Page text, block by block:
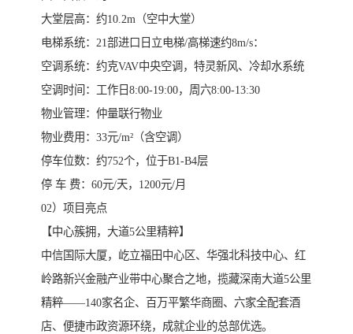
大堂层高：约10.2m（空中大堂）
电梯系统：21部进口日立电梯/高梯速约8m/s：
空调系统：约克VAV中央空调，特灵新风、冷却水系统
空调时间：工作日8:00-19:00，周六8:00-13:30
物业管理：仲量联行物业
物业费用：33元/m²（含空调）
停车位数：约752个，位于B1-B4层
停 车 费：60元/天，1200元/月
02）项目亮点
【中心簇拥，大道5公里精粹】
中信国际大厦，屹立福田中心区、华强北科技中心、红
岭路新兴金融产业带中心聚合之地，揽藏深南大道5公里
精粹——140家名企、百万平繁华商圈、六家全配套酒
店、便捷市政资源环绕，成就企业的总部优选。